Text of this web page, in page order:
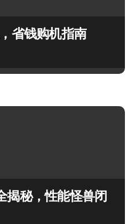
省钱购机指南
揭秘，性能怪兽闭